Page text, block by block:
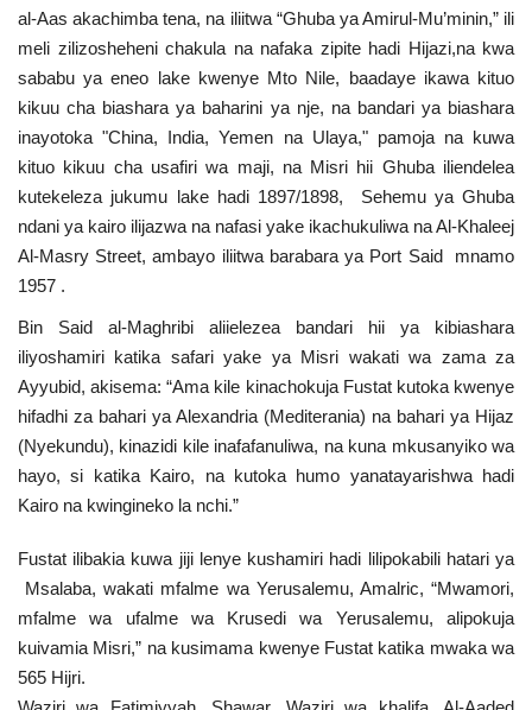
al-Aas akachimba tena, na iliitwa “Ghuba ya Amirul-Mu’minin,” ili
meli zilizosheheni chakula na nafaka zipite hadi Hijazi,na kwa
sababu ya eneo lake kwenye Mto Nile, baadaye ikawa kituo
kikuu cha biashara ya baharini ya nje, na bandari ya biashara
inayotoka "China, India, Yemen na Ulaya," pamoja na kuwa
kituo kikuu cha usafiri wa maji, na Misri hii Ghuba iliendelea
kutekeleza jukumu lake hadi 1897/1898, Sehemu ya Ghuba
ndani ya kairo ilijazwa na nafasi yake ikachukuliwa na Al-Khaleej
Al-Masry Street, ambayo iliitwa barabara ya Port Said mnamo
1957 .
Bin Said al-Maghribi aliielezea bandari hii ya kibiashara
iliyoshamiri katika safari yake ya Misri wakati wa zama za
Ayyubid, akisema: “Ama kile kinachokuja Fustat kutoka kwenye
hifadhi za bahari ya Alexandria (Mediterania) na bahari ya Hijaz
(Nyekundu), kinazidi kile inafafanuliwa, na kuna mkusanyiko wa
hayo, si katika Kairo, na kutoka humo yanatayarishwa hadi
Kairo na kwingineko la nchi.”
Fustat ilibakia kuwa jiji lenye kushamiri hadi lilipokabili hatari ya
Msalaba, wakati mfalme wa Yerusalemu, Amalric, “Mwamori,
mfalme wa ufalme wa Krusedi wa Yerusalemu, alipokuja
kuivamia Misri,” na kusimama kwenye Fustat katika mwaka wa
565 Hijri.